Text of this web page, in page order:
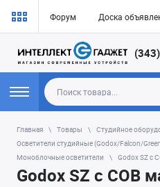
Форум Доска
Главная Товары
Студийное
Осветители студийные (Godox/Falcon/
Моноблочные осветители
Godox SZ с
Godox SZ с СОВ